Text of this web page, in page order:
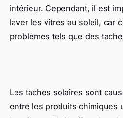
intérieur. Cependant, il est
laver les vitres au soleil, car
problèmes tels que des
Les taches solaires sont
entre les produits chimiques